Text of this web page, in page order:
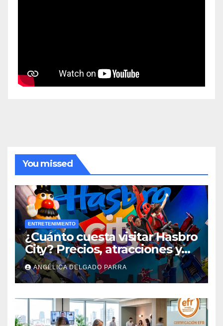
You missed
ENTRETENIMIENTO
¿Cuánto cuesta visitar Hasbro
City? Precios, atracciones y
actividades de Summer Fest
ANGÉLICA DELGADO PARRA